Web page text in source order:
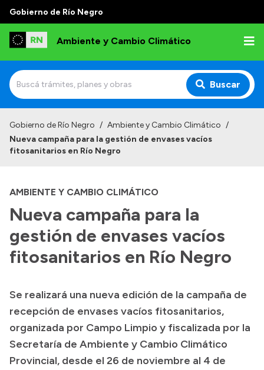
Gobierno de Río Negro
Ambiente y Cambio Climático
Buscar
Institucional
Delegaciones
Autoridades
Normativa
Presupuesto
Boletín Oficial
Compras y licitaciones
Consulta de expedientes
Gobierno de Río Negro / Ambiente y Cambio Climático /
Nueva campaña para la gestión de envases vacíos
fitosanitarios en Río Negro
AMBIENTE Y CAMBIO CLIMÁTICO
Nueva campaña para la
gestión de envases vacíos
fitosanitarios en Río Negro
Se realizará una nueva edición de la campaña de
recepción de envases vacíos fitosanitarios,
organizada por Campo Limpio y fiscalizada por la
Secretaría de Ambiente y Cambio Climático
Provincial, desde el 26 de noviembre al 4 de